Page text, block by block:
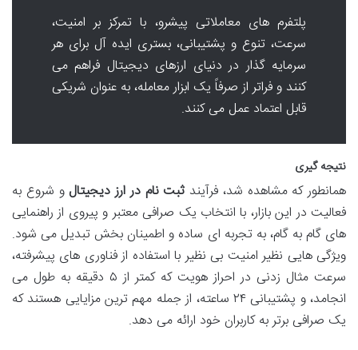
پلتفرم های معاملاتی پیشرو، با تمرکز بر امنیت،
سرعت، تنوع و پشتیبانی، بستری ایده آل برای هر
سرمایه گذار در دنیای ارزهای دیجیتال فراهم می
کنند و فراتر از صرفاً یک ابزار معامله، به عنوان شریکی
قابل اعتماد عمل می کنند.
نتیجه گیری
همانطور که مشاهده شد، فرآیند ثبت نام در ارز دیجیتال و شروع به
فعالیت در این بازار، با انتخاب یک صرافی معتبر و پیروی از راهنمایی
های گام به گام، به تجربه ای ساده و اطمینان بخش تبدیل می شود.
ویژگی هایی نظیر امنیت بی نظیر با استفاده از فناوری های پیشرفته،
سرعت مثال زدنی در احراز هویت که کمتر از ۵ دقیقه به طول می
انجامد، و پشتیبانی ۲۴ ساعته، از جمله مهم ترین مزایایی هستند که
یک صرافی برتر به کاربران خود ارائه می دهد.